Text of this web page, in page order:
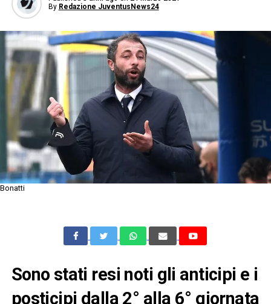
By Redazione JuventusNews24
Bonatti
Sono stati resi noti gli anticipi e i
posticipi dalla 2° alla 6° giornata